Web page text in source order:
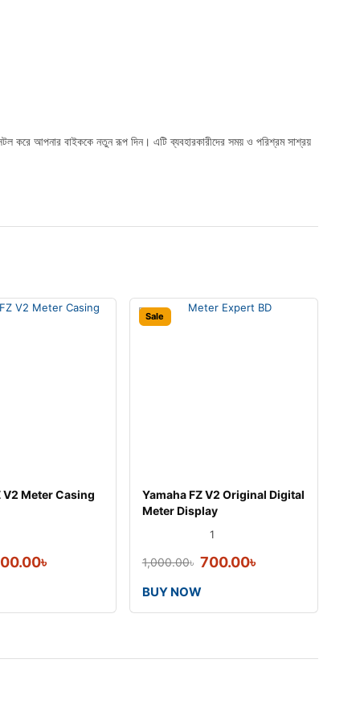
করে আপনার বাইককে নতুন রূপ দিন। এটি ব্যবহারকারীদের সময় ও পরিশ্রম সাশ্রয়
V2 Meter Casing
৳
Sale
Yamaha FZ V2 Original Digital
Meter Display
1
1,000.00৳ 700.00৳
BUY NOW